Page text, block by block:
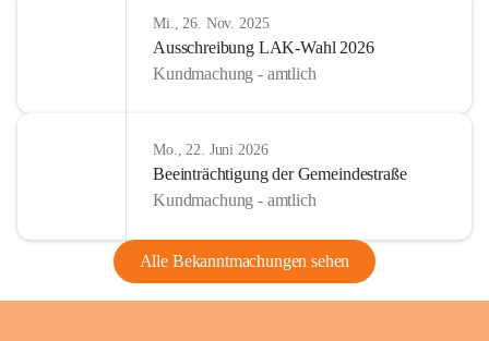
Mi., 26. Nov. 2025
Ausschreibung LAK-Wahl 2026
Kundmachung - amtlich
Mo., 22. Juni 2026
Beeinträchtigung der Gemeindestraße
Kundmachung - amtlich
Alle Bekanntmachungen sehen